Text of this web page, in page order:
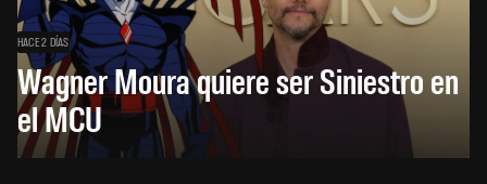
HACE 2 DÍAS
Wagner Moura quiere ser Siniestro en
el MCU